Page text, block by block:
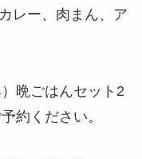
レー、肉まん、ア
晩ごはんセット2
約ください。